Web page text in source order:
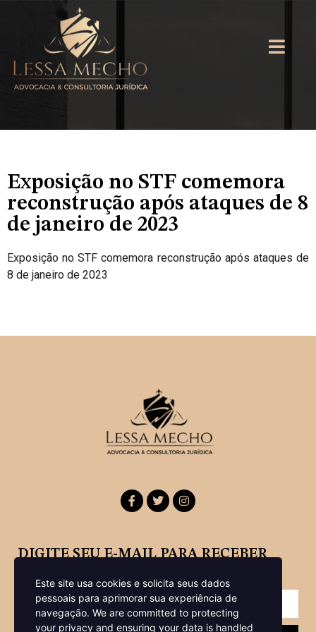
Exposição no STF comemora
reconstrução após ataques de 8
de janeiro de 2023
Exposição no STF comemora reconstrução após ataques de
8 de janeiro de 2023
DIGITE SEU E-MAIL PARA RECEBER
Este site usa cookies e solicita seus dados
pessoais para aprimorar sua experiência de
navegação. We are committed to protecting
your privacy and ensuring your data is handled